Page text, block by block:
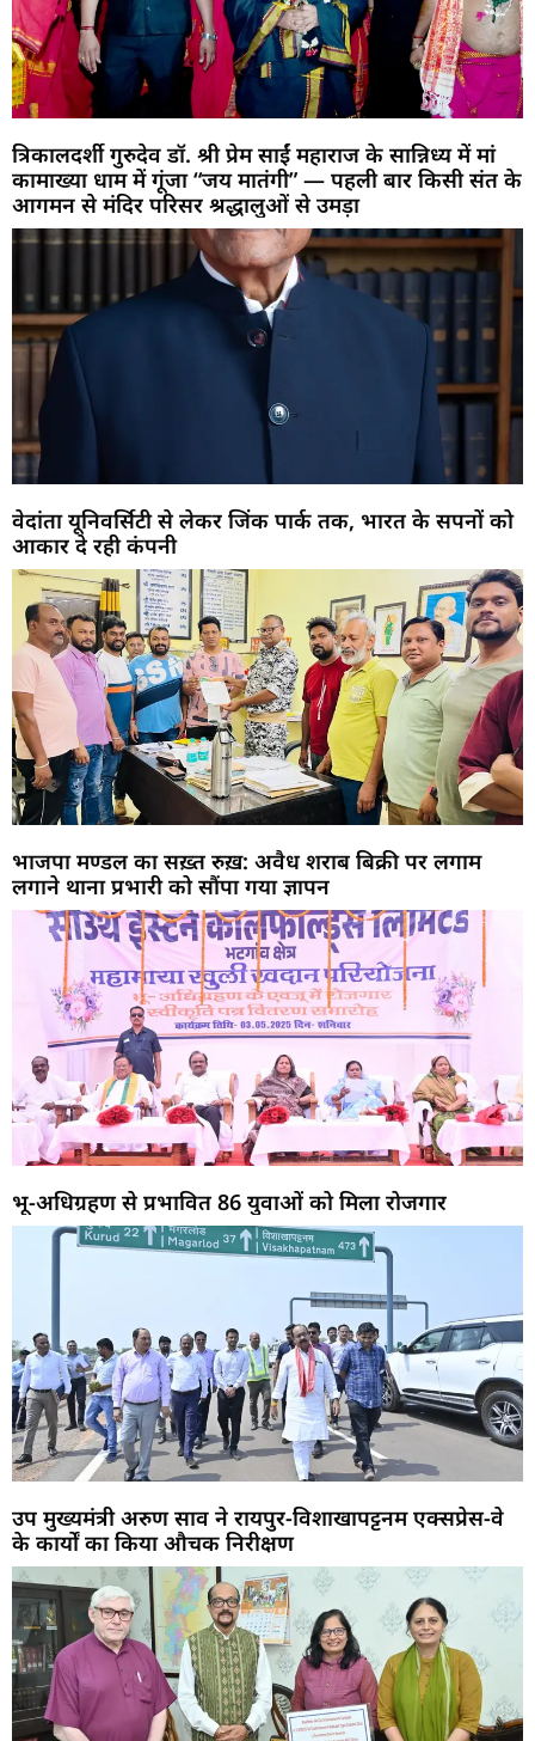
त्रिकालदर्शी गुरुदेव डॉ. श्री प्रेम साईं महाराज के सान्निध्य में मां
कामाख्या धाम में गूंजा “जय मातंगी” — पहली बार किसी संत के
आगमन से मंदिर परिसर श्रद्धालुओं से उमड़ा
वेदांता यूनिवर्सिटी से लेकर जिंक पार्क तक, भारत के सपनों को
आकार दे रही कंपनी
भाजपा मण्डल का सख़्त रुख़: अवैध शराब बिक्री पर लगाम
लगाने थाना प्रभारी को सौंपा गया ज्ञापन
भू-अधिग्रहण से प्रभावित 86 युवाओं को मिला रोजगार
उप मुख्यमंत्री अरुण साव ने रायपुर-विशाखापट्टनम एक्सप्रेस-वे
के कार्यों का किया औचक निरीक्षण